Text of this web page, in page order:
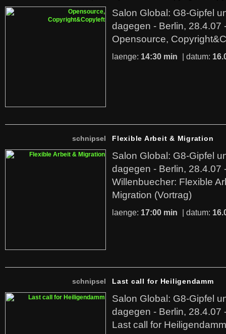
Salon Global: G8-Gipfel
dagegen - Berlin, 28.4.07
Opensource,
laenge: 14:30 min | datum:
schnipsel Flexible Arbeit & Migration
Salon Global: G8-Gipfel
dagegen - Berlin, 28.4.07
Willenbuecher: Flexible
Migration (Vortrag)
laenge: 17:00 min | datum:
schnipsel Last call for Heiligendamm
Salon Global: G8-Gipfel
dagegen - Berlin, 28.4.07
Last call for